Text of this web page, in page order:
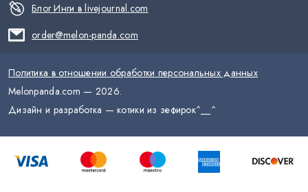
Блог Инги в livejournal.com
order@melon-panda.com
Политика в отношении обработки персональных данных
Melonpanda.com — 2026.
Дизайн и разработка — котики из зефирок^__^